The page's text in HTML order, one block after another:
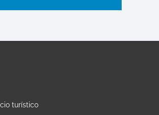
turístico